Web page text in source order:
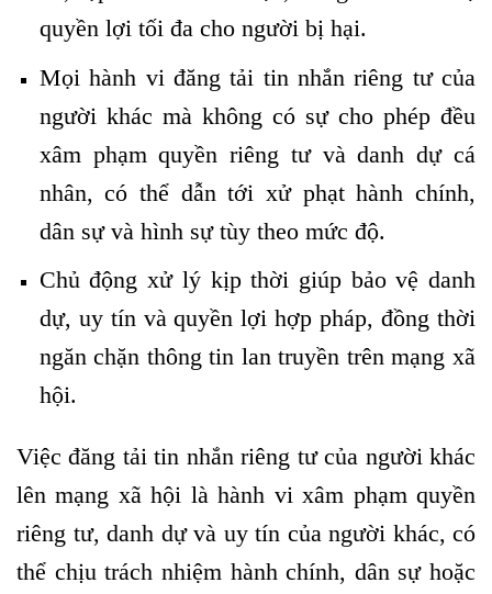
quyền lợi tối đa cho người bị hại.
Mọi hành vi đăng tải tin nhắn riêng tư của
người khác mà không có sự cho phép đều
xâm phạm quyền riêng tư và danh dự cá
nhân, có thể dẫn tới xử phạt hành chính,
dân sự và hình sự tùy theo mức độ.
Chủ động xử lý kịp thời giúp bảo vệ danh
dự, uy tín và quyền lợi hợp pháp, đồng thời
ngăn chặn thông tin lan truyền trên mạng xã
hội.
Việc đăng tải tin nhắn riêng tư của người khác
lên mạng xã hội là hành vi xâm phạm quyền
riêng tư, danh dự và uy tín của người khác, có
thể chịu trách nhiệm hành chính, dân sự hoặc